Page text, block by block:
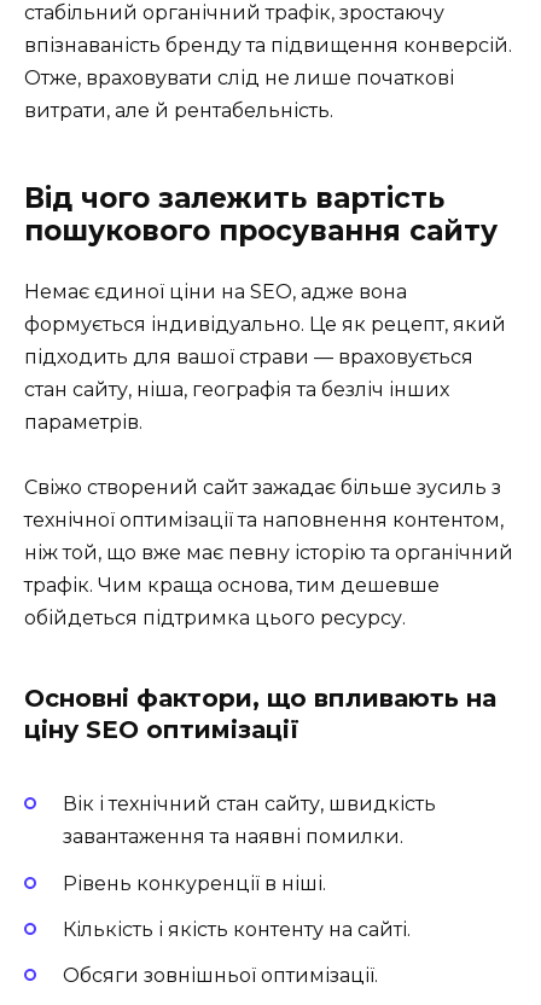
стабільний органічний трафік, зростаючу
впізнаваність бренду та підвищення конверсій.
Отже, враховувати слід не лише початкові
витрати, але й рентабельність.
Від чого залежить вартість
пошукового просування сайту
Немає єдиної ціни на SEO, адже вона
формується індивідуально. Це як рецепт, який
підходить для вашої страви — враховується
стан сайту, ніша, географія та безліч інших
параметрів.
Свіжо створений сайт зажадає більше зусиль з
технічної оптимізації та наповнення контентом,
ніж той, що вже має певну історію та органічний
трафік. Чим краща основа, тим дешевше
обійдеться підтримка цього ресурсу.
Основні фактори, що впливають на
ціну SEO оптимізації
Вік і технічний стан сайту, швидкість
завантаження та наявні помилки.
Рівень конкуренції в ніші.
Кількість і якість контенту на сайті.
Обсяги зовнішньої оптимізації.